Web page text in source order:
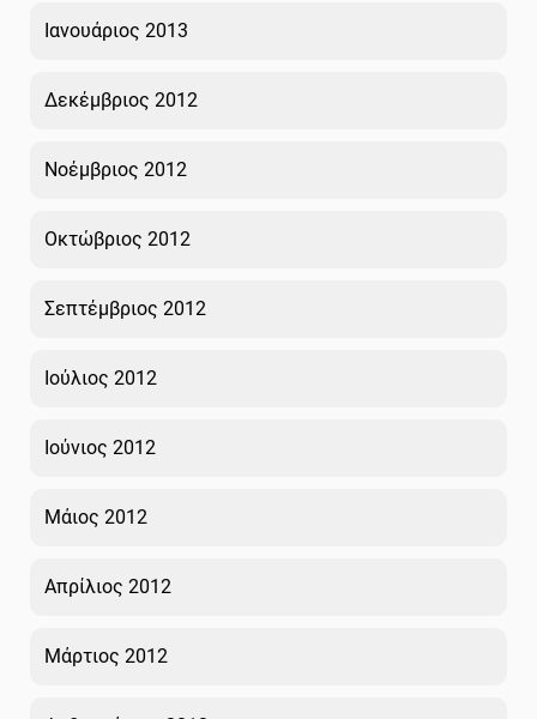
Ιανουάριος 2013
Δεκέμβριος 2012
Νοέμβριος 2012
Οκτώβριος 2012
Σεπτέμβριος 2012
Ιούλιος 2012
Ιούνιος 2012
Μάιος 2012
Απρίλιος 2012
Μάρτιος 2012